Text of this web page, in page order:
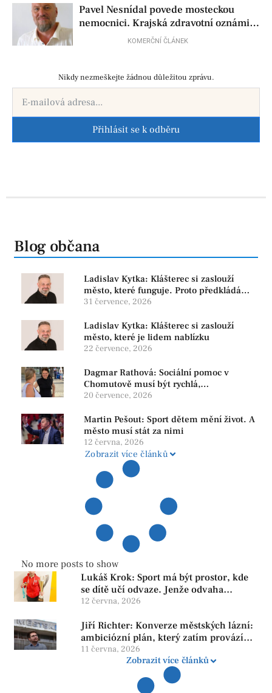
Pavel Nesnídal povede mosteckou
nemocnici. Krajská zdravotní oznámila
změnu ve vedeníKOMERČNÍ ČLÁNEK
Nikdy nezmeškejte žádnou důležitou zprávu.
Přihlásit se k odběru
Blog občana
Ladislav Kytka: Klášterec si zaslouží
město, které funguje. Proto předkládáme
program, který řeší skutečné problémy
31 července, 2026
Ladislav Kytka: Klášterec si zaslouží
město, které je lidem nablízku
22 července, 2026
Dagmar Rathová: Sociální pomoc v
Chomutově musí být rychlá,
srozumitelná a férová. Ne udržovat lidi v
20 července, 2026
Martin Pešout: Sport dětem mění život. A
město musí stát za nimi
12 června, 2026
Zobrazit více článků
No more posts to show
Lukáš Krok: Sport má být prostor, kde
se dítě učí odvaze. Jenže odvaha
neroste tam, kde se bojí udělat chybu.
12 června, 2026
Jiří Richter: Konverze městských lázní:
ambiciózní plán, který zatím provází
více otazníků než jistot
11 června, 2026
Zobrazit více článků